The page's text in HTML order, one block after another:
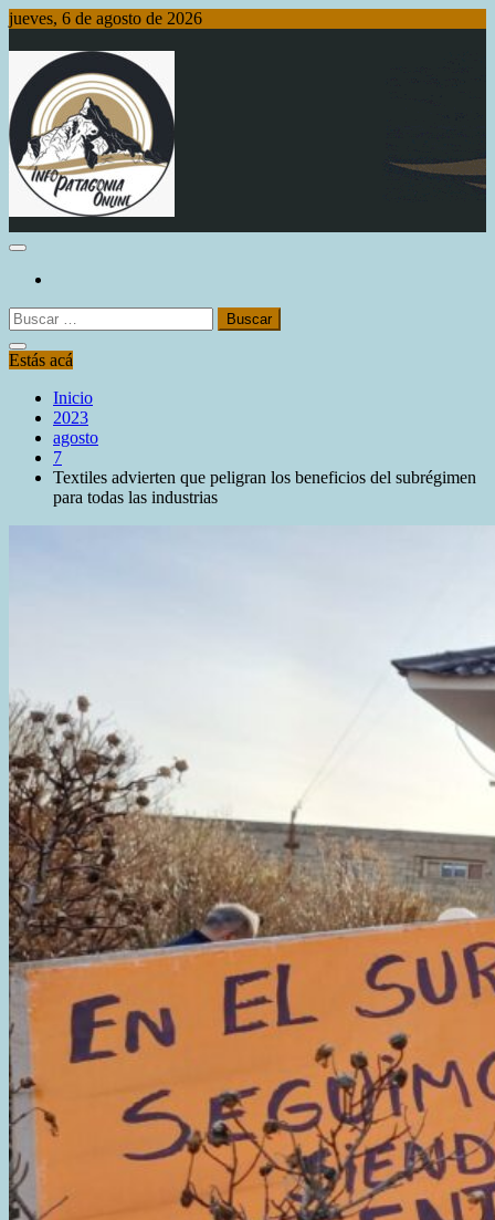
Saltar
contenido
jueves, 6 de agosto de 2026
Info Patagonia Online
Buscar:
Estás acá
Inicio
2023
agosto
7
Textiles advierten que peligran los beneficios del subrégimen
para todas las industrias